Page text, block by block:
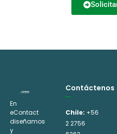
i
c
t
n
a
t
En
eContact
diseñamos
y
Contáctenos
Chile: +56
2 2756